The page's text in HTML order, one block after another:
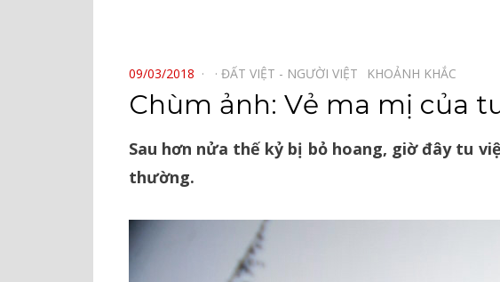
POSTED
ON
09/03/2018 ĐẤT VIỆT - NGƯỜI VIỆT⠀ KHOẢNH KHẮC⠀
Chùm ảnh: Vẻ ma mị của
Sau hơn nửa thế kỷ bị bỏ hoang, giờ đây tu
thường.